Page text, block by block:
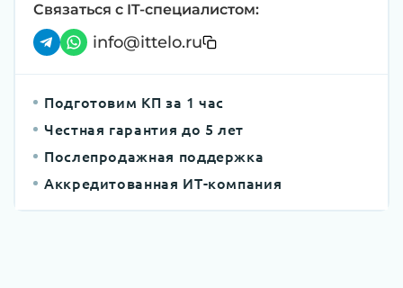
Связаться с IT-специалистом:
info@ittelo.ru
Подготовим КП за 1 час
Честная гарантия до 5 лет
Послепродажная поддержка
Аккредитованная ИТ-компания